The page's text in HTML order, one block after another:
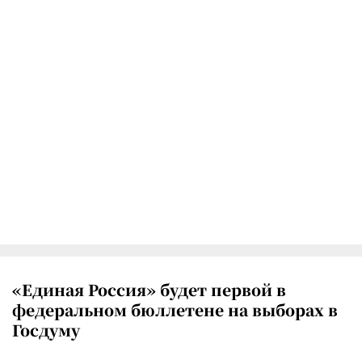
«Единая Россия» будет первой в
федеральном бюллетене на выборах в
Госдуму